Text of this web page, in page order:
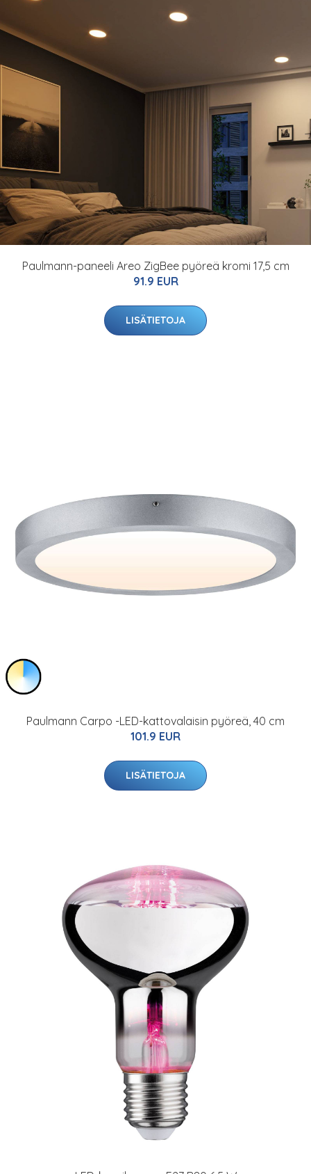
Paulmann-paneeli Areo ZigBee pyöreä kromi 17,5 cm
91.9 EUR
LISÄTIETOJA
Paulmann Carpo -LED-kattovalaisin pyöreä, 40 cm
101.9 EUR
LISÄTIETOJA